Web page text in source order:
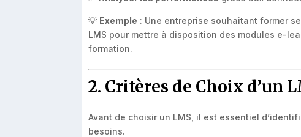
💡 Exemple : Une entreprise souhaitant former
LMS pour mettre à disposition des modules e-
formation.
2. Critères de Choix d’un
Avant de choisir un LMS, il est essentiel
besoins.